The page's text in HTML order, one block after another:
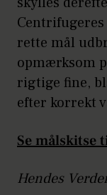
rette mål
opmærksom
rigtige fine,
efter korrekt
Se målskitse
Hendes